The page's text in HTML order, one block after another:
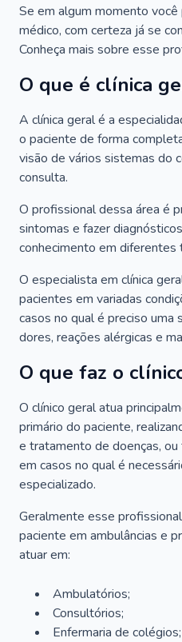
Se em algum momento
médico, com certeza já se
Conheça mais sobre esse
O que é clínica
A clínica geral é a
o paciente de forma
visão de vários sistemas do
consulta.
O profissional dessa área é
sintomas e fazer
conhecimento em diferentes
O especialista em clínica
pacientes em variadas
casos no qual é preciso uma
dores, reações alérgicas e
O que faz o
O clínico geral atua
primário do paciente,
e tratamento de doenças,
em casos no qual é
especializado.
Geralmente esse
paciente em ambulâncias e
atuar em:
Ambulatórios;
Consultórios;
Enfermaria de colégios;